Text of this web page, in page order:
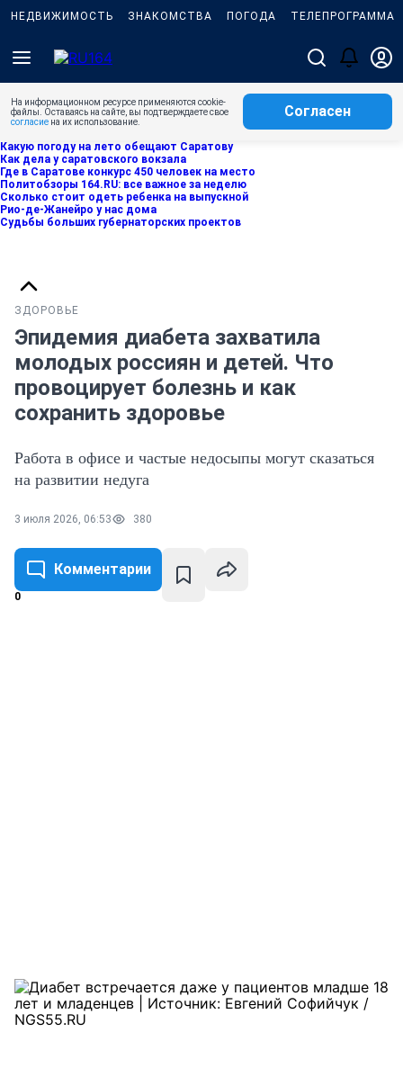
НЕДВИЖИМОСТЬ ЗНАКОМСТВА ПОГОДА ТЕЛЕПРОГРАММА
На информационном ресурсе применяются cookie-
файлы. Оставаясь на сайте, вы подтверждаете свое
согласие на их использование.
Согласен
Какую погоду на лето обещают Саратову
Как дела у саратовского вокзала
Где в Саратове конкурс 450 человек на место
Политобзоры 164.RU: все важное за неделю
Сколько стоит одеть ребенка на выпускной
Рио-де-Жанейро у нас дома
Судьбы больших губернаторских проектов
ЗДОРОВЬЕ
Эпидемия диабета захватила
молодых россиян и детей. Что
провоцирует болезнь и как
сохранить здоровье
Работа в офисе и частые недосыпы могут сказаться
на развитии недуга
3 июля 2026, 06:53 380
Комментарии
0